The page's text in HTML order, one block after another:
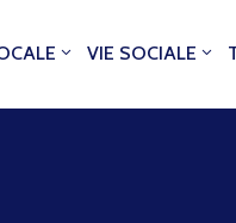
VIE SOCIALE